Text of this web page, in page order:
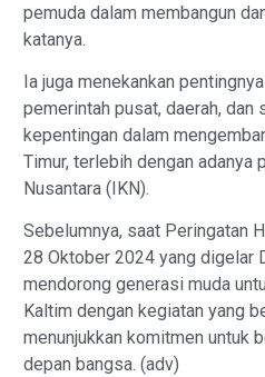
pemuda dalam membangun
katanya.
Ia juga menekankan
pemerintah pusat, daerah, dan
kepentingan dalam
Timur, terlebih dengan adanya
Nusantara (IKN).
Sebelumnya, saat Peringatan
28 Oktober 2024 yang digelar
mendorong generasi muda
Kaltim dengan kegiatan yang
menunjukkan komitmen untuk
depan bangsa. (adv)